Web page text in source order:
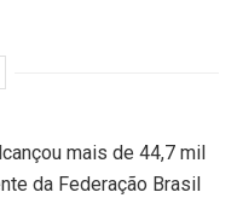
mais de 44,7 mil
da Federação Brasil